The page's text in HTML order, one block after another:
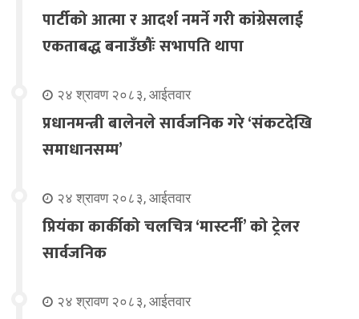
पार्टीको आत्मा र आदर्श नमर्ने गरी कांग्रेसलाई
एकताबद्ध बनाउँछौंः सभापति थापा
२४ श्रावण २०८३, आईतवार
प्रधानमन्त्री बालेनले सार्वजनिक गरे ‘संकटदेखि
समाधानसम्म’
२४ श्रावण २०८३, आईतवार
प्रियंका कार्कीको चलचित्र ‘मास्टर्नी’ को ट्रेलर
सार्वजनिक
२४ श्रावण २०८३, आईतवार